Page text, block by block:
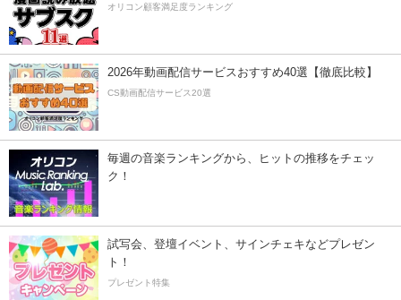
オリコン顧客満足度ランキング
2026年動画配信サービスおすすめ40選【徹底比較】
CS動画配信サービス20選
毎週の音楽ランキングから、ヒットの推移をチェッ
ク！
試写会、登壇イベント、サインチェキなどプレゼン
ト！
プレゼント特集